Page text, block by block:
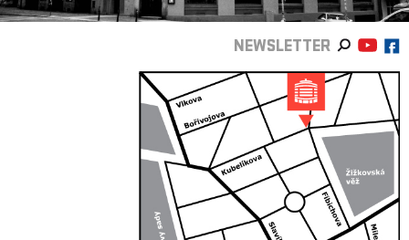
NEWSLETTER